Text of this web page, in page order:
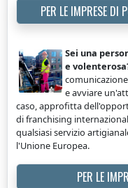
PER LE IMPRESE DI
Sei una
e
e avviare
caso, approfitta
di franchising
qualsiasi servizio
l'Unione Europea.
PER LE